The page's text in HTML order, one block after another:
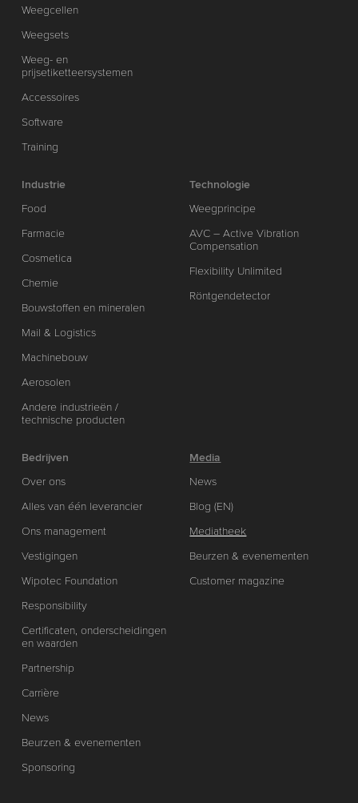
Weegcellen
Weegsets
Weeg- en
prijsetiketteersystemen
Accessoires
Software
Training
Industrie
Food
Farmacie
Cosmetica
Chemie
Bouwstoffen en mineralen
Mail & Logistics
Machinebouw
Aerosolen
Andere industrieën /
technische producten
Technologie
Weegprincipe
AVC – Active Vibration
Compensation
Flexibility Unlimited
Röntgendetector
Bedrijven
Over ons
Alles van één leverancier
Ons management
Vestigingen
Wipotec Foundation
Responsibility
Certificaten, onderscheidingen
en waarden
Partnership
Carrière
News
Beurzen & evenementen
Sponsoring
Media
News
Blog (EN)
Mediatheek
Beurzen & evenementen
Customer magazine